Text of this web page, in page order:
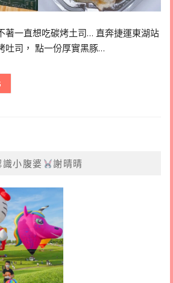
著一直想吃碳烤土司… 直奔捷運東湖站
吐司， 點一份厚實黑豚…
識小腹婆 謝晴晴